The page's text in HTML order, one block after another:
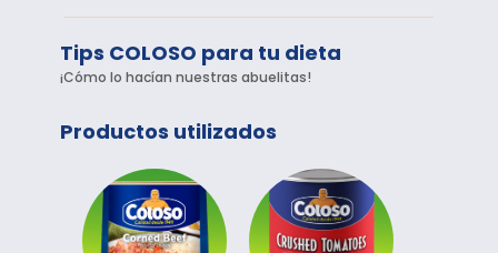
Tips COLOSO para tu dieta
¡Cómo lo hacían nuestras abuelitas!
Productos utilizados